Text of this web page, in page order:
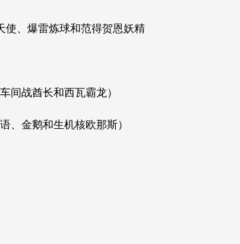
、爆雷炼球和范得贺恩妖精
战酋长和西瓦霸龙）
金鹅和生机核欧那斯）